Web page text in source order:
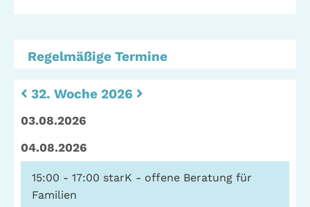
Spenden: Investieren Sie in die GWA!
News
Kontakt Impressum Datenschutz
Regelmäßige Termine
32. Woche 2026
03.08.2026
04.08.2026
15:00 - 17:00 starK - offene Beratung für
Familien